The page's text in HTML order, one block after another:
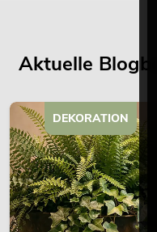
Aktuelle
DEKORATION